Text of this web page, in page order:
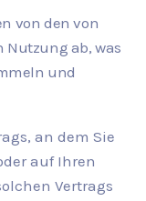
von den von
ab, was
und
an dem Sie
auf Ihren
Vertrags